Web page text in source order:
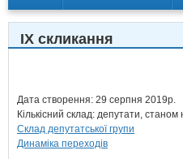
IX скликання
Дата створення: 29 серпня 2019р.
Кількісний склад: депутати,
Склад депутатської групи
Динаміка переходів